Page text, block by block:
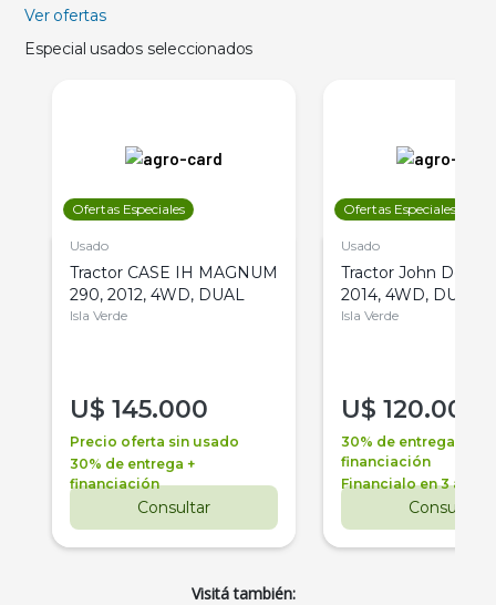
Ver ofertas
Especial usados seleccionados
Ofertas Especiales
Usado
Tractor CASE IH MAGNUM
290, 2012, 4WD, DUAL
Isla Verde
U$ 145.000
Precio oferta sin usado
30% de entrega +
financiación
Consultar
Ofertas Especiales
Usado
Tractor John Deere
2014, 4WD, DUAL
Isla Verde
U$ 120.000
30% de entrega +
financiación
Financialo en 3 años
Consultar
Visitá también: